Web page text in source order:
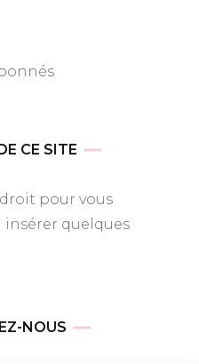
CE SITE
pour vous
insérer quelques
NOUS